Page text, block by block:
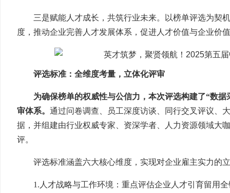
三是赋能人才成长，共筑行业未来。以榜单评选为契
度，推动企业完善人才发展体系，促进人才价值与企业价
评选标准：全维度考量，立体化评审
为确保榜单的权威性与公信力，本次评选构建了“数
审体系。 通过问卷调查、员工深度访谈、同行交叉评议、
据，并组建由行业权威专家、资深学者、人力资源领域大
评。
评选标准涵盖六大核心维度，实现对企业雇主实力的
1.人才战略与工作环境：重点评估企业人才引育留用